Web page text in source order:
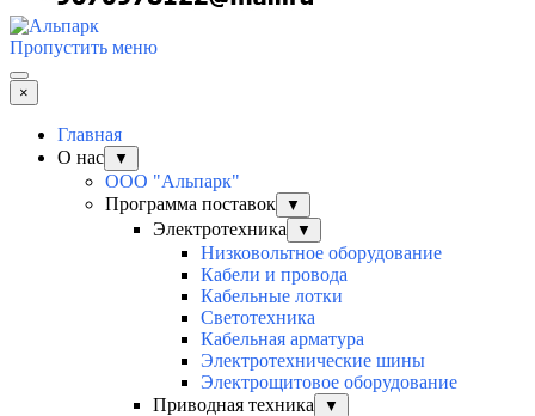
Пропустить меню
×
Главная
О нас
▼
ООО "Альпарк"
Программа поставок
▼
Электротехника ▼
Низковольтное оборудование
Кабели и провода
Кабельные лотки
Светотехника
Кабельная арматура
Электротехнические шины
Электрощитовое оборудование
Приводная техника
▼